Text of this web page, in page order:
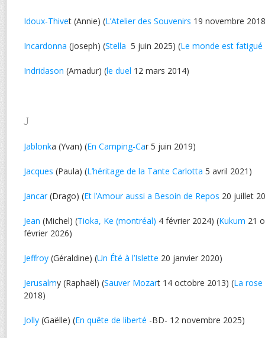
Idoux-Thivet (Annie) (L’Atelier des Souvenirs 19 novembre
Incardonna (Joseph) (Stella 5 juin 2025) (Le monde est fatigué
Indridason (Arnadur) (le duel 12 mars 2014)
J
Jablonka (Yvan) (En Camping-Car 5 juin 2019)
Jacques (Paula) (L’héritage de la Tante Carlotta 5 avril 2021)
Jancar(Drago) (Et l’Amour aussi a Besoin de Repos 20 juillet
Jean (Michel) (Tioka, Ke (montréal) 4 février 2024) (Kukum 21
février 2026)
Jeffroy (Géraldine) (Un Été à l’Islette 20 janvier 2020)
Jerusalmy (Raphaël) (Sauver Mozart 14 octobre 2013) (La rose
2018)
Jolly (Gaëlle) (En quête de liberté -BD- 12 novembre 2025)